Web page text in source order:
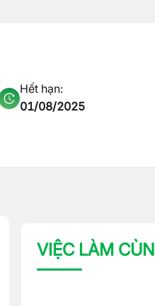
Hết hạn:
01/08/2025
VIỆC LÀM